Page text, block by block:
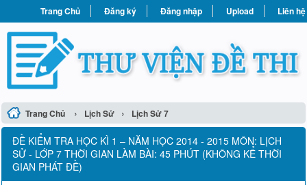
Trang Chủ Đăng ký Đăng nhập Upload Liên hệ
Trang Chủ › Lịch Sử › Lịch Sử 7
ĐỀ KIỂM TRA HỌC KÌ 1 – NĂM HỌC 2014 - 2015 MÔN: LỊCH
SỬ - LỚP 7 THỜI GIAN LÀM BÀI: 45 PHÚT (KHÔNG KỂ THỜI
GIAN PHÁT ĐỀ)